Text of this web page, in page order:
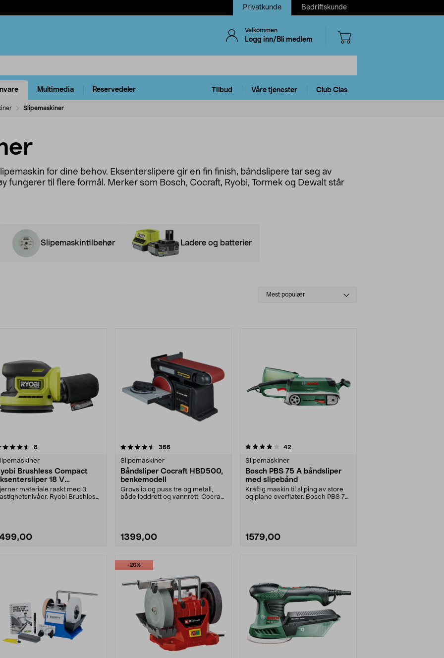
Privatkunde Bedriftskunde
Velkommen
Logg inn/Bli medlem
Multimedia Reservedeler Tilbud Våre tjenester Club Clas
Slipemaskiner
for dine behov. Eksenterslipere gir en fin finish, båndslipere tar seg av
fungerer til flere formål. Merker som Bosch, Cocraft, Ryobi, Tormek og Dewalt står
Slipemaskintilbehør Ladere og batterier
Select
Mest populær
8anmeldelser
Brushless Compact
18 V
0
materiale raskt med 3
Ryobi Brushless
4.5 av 5 stjerner 366anmeldelser
Slipemaskiner
Båndsliper Cocraft HBD500,
benkemodell
Grovslip og puss tre og metall,
både loddrett og vannrett. Cocraft
1399,00
4.0 av 5 stjerner 42
Slipemaskiner
Bosch PBS 75 A båndsliper
med slipebånd
Kraftig maskin til sliping av store
og plane overflater. Bosch PBS 75
1579,00
-20%